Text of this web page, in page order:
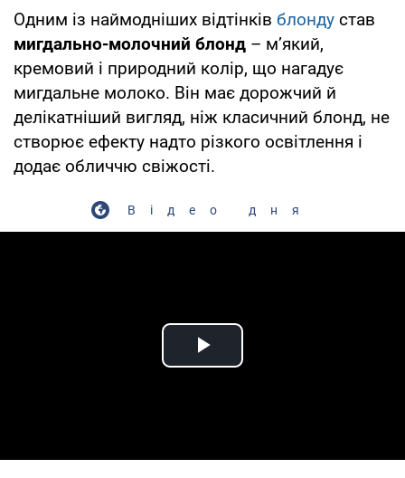
Одним із наймодніших відтінків блонду став
мигдально-молочний блонд – м’який,
кремовий і природний колір, що нагадує
мигдальне молоко. Він має дорожчий й
делікатніший вигляд, ніж класичний блонд, не
створює ефекту надто різкого освітлення і
додає обличчю свіжості.
Відео дня
Play Video